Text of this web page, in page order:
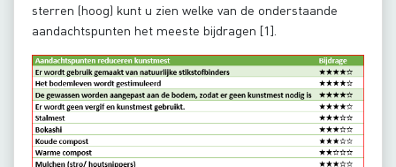
sterren (hoog) kunt u zien welke van de onderstaande
aandachtspunten het meeste bijdragen [1].